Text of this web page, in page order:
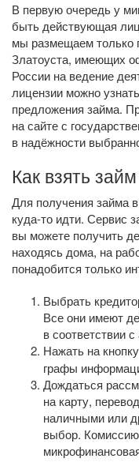
В первую очередь у
быть действующая
мы размещаем только
Златоуста, имеющих
России на ведение
лицензии можно
предложения займа.
на сайте с
в надёжности
Как взять
Для получения займа
куда-то идти. Сервис
вы можете получить
находясь дома, на
понадобится только
Выбрать
Все они имеют
в соответствии
Нажать на кнопку
графы
Дождаться
на карту,
наличными или
выбор.